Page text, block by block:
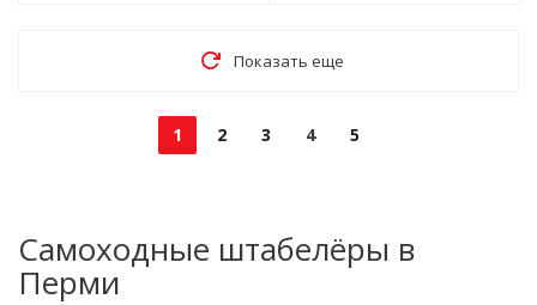
Показать еще
1 2 3 4 5
Самоходные штабелёры в
Перми